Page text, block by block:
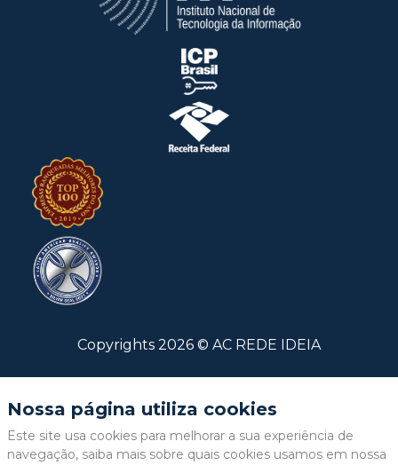
Copyrights 2026 © AC REDE IDEIA
Nossa página utiliza cookies
Este site usa cookies para melhorar a sua experiência de
navegação, saiba mais sobre quais cookies usamos em nossa